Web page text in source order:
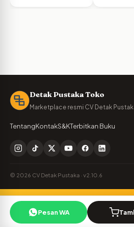
Pesan WA
Detak Pustaka Toko
Marketplace resmi CV Detak
TentangKontakS&KTerbitkan Buku
© 2026 CV Detak Pustaka · v2.10.6
Penulis Detak Pustaka?
Cek royalti & naskah Anda